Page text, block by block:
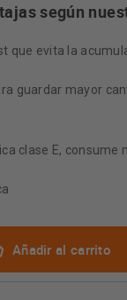
según
que evita la
guardar mayor
clase E, consume
Añadir al carrito